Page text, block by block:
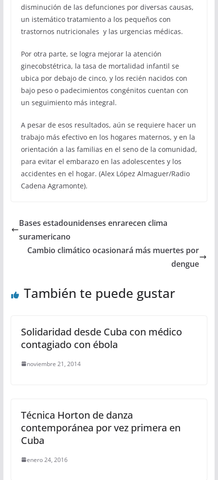
disminución de las defunciones por diversas causas,
un istemático tratamiento a los pequeños con
trastornos nutricionales y las urgencias médicas.
Por otra parte, se logra mejorar la atención
ginecobstétrica, la tasa de mortalidad infantil se
ubica por debajo de cinco, y los recién nacidos con
bajo peso o padecimientos congénitos cuentan con
un seguimiento más integral.
A pesar de esos resultados, aún se requiere hacer un
trabajo más efectivo en los hogares maternos, y en la
orientación a las familias en el seno de la comunidad,
para evitar el embarazo en las adolescentes y los
accidentes en el hogar. (Alex López Almaguer/Radio
Cadena Agramonte).
Bases estadounidenses enrarecen clima
suramericano
Cambio climático ocasionará más muertes por
dengue
También te puede gustar
Solidaridad desde Cuba con médico
contagiado con ébola
noviembre 21, 2014
Técnica Horton de danza
contemporánea por vez primera en
Cuba
enero 24, 2016